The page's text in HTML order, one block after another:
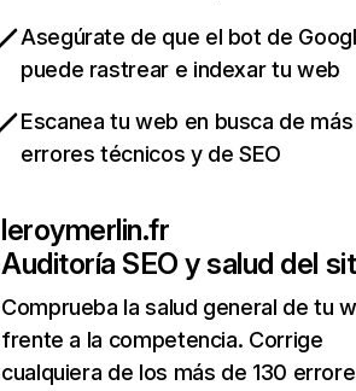
Asegúrate de que el bot de
puede rastrear e indexar tu web
Escanea tu web en busca de
errores técnicos y de SEO
leroymerlin.fr
Auditoría SEO y salud del
Comprueba la salud general de tu
frente a la competencia. Corrige
cualquiera de los más de 130